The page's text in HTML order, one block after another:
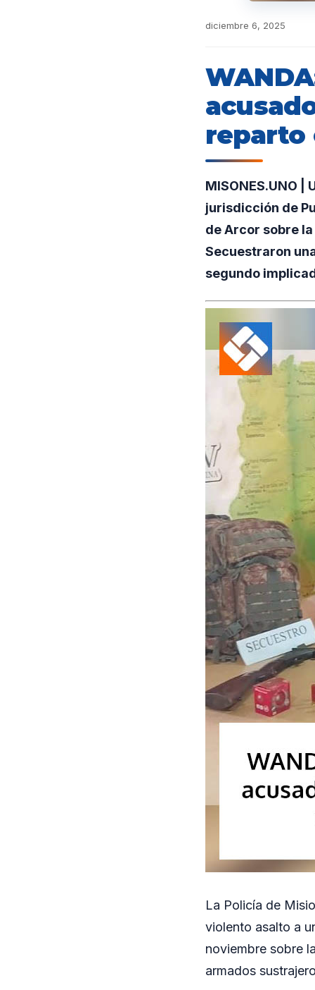
diciembre 6, 2025
reparto
MISONES.UNO
jurisdicción de
de Arcor sobre
Secuestraron
segundo
La Policía de
violento asalto a
noviembre sobre
armados